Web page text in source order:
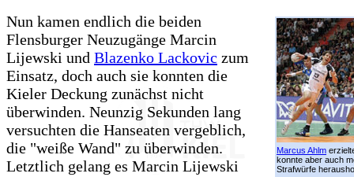
Marcus Ahlm
konnte aber auch
Strafwürfe
Nun kamen endlich die beiden
Flensburger Neuzugänge Marcin
Lijewski und Blazenko Lackovic zum
Einsatz, doch auch sie konnten die
Kieler Deckung zunächst nicht
überwinden. Neunzig Sekunden lang
versuchten die Hanseaten vergeblich,
die "weiße Wand" zu überwinden.
Letztlich gelang es Marcin Lijewski